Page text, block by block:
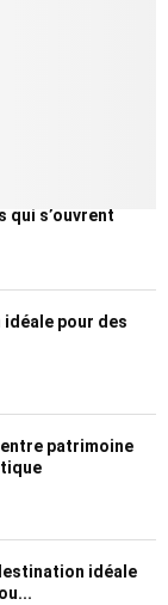
qui s’ouvrent
pour des
patrimoine
idéale